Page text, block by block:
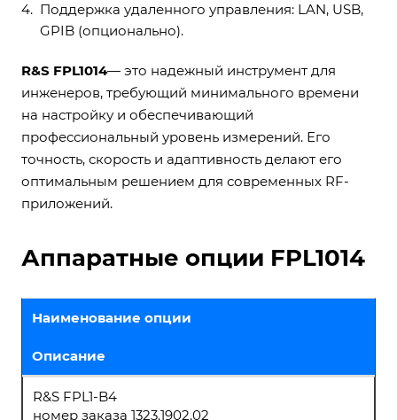
Поддержка удаленного управления: LAN, USB,
GPIB (опционально).
R&S FPL1014— это надежный инструмент для
инженеров, требующий минимального времени
на настройку и обеспечивающий
профессиональный уровень измерений. Его
точность, скорость и адаптивность делают его
оптимальным решением для современных RF-
приложений.
Аппаратные опции FPL1014
Наименование опции
Описание
R&S FPL1-B4
номер заказа 1323.1902.02